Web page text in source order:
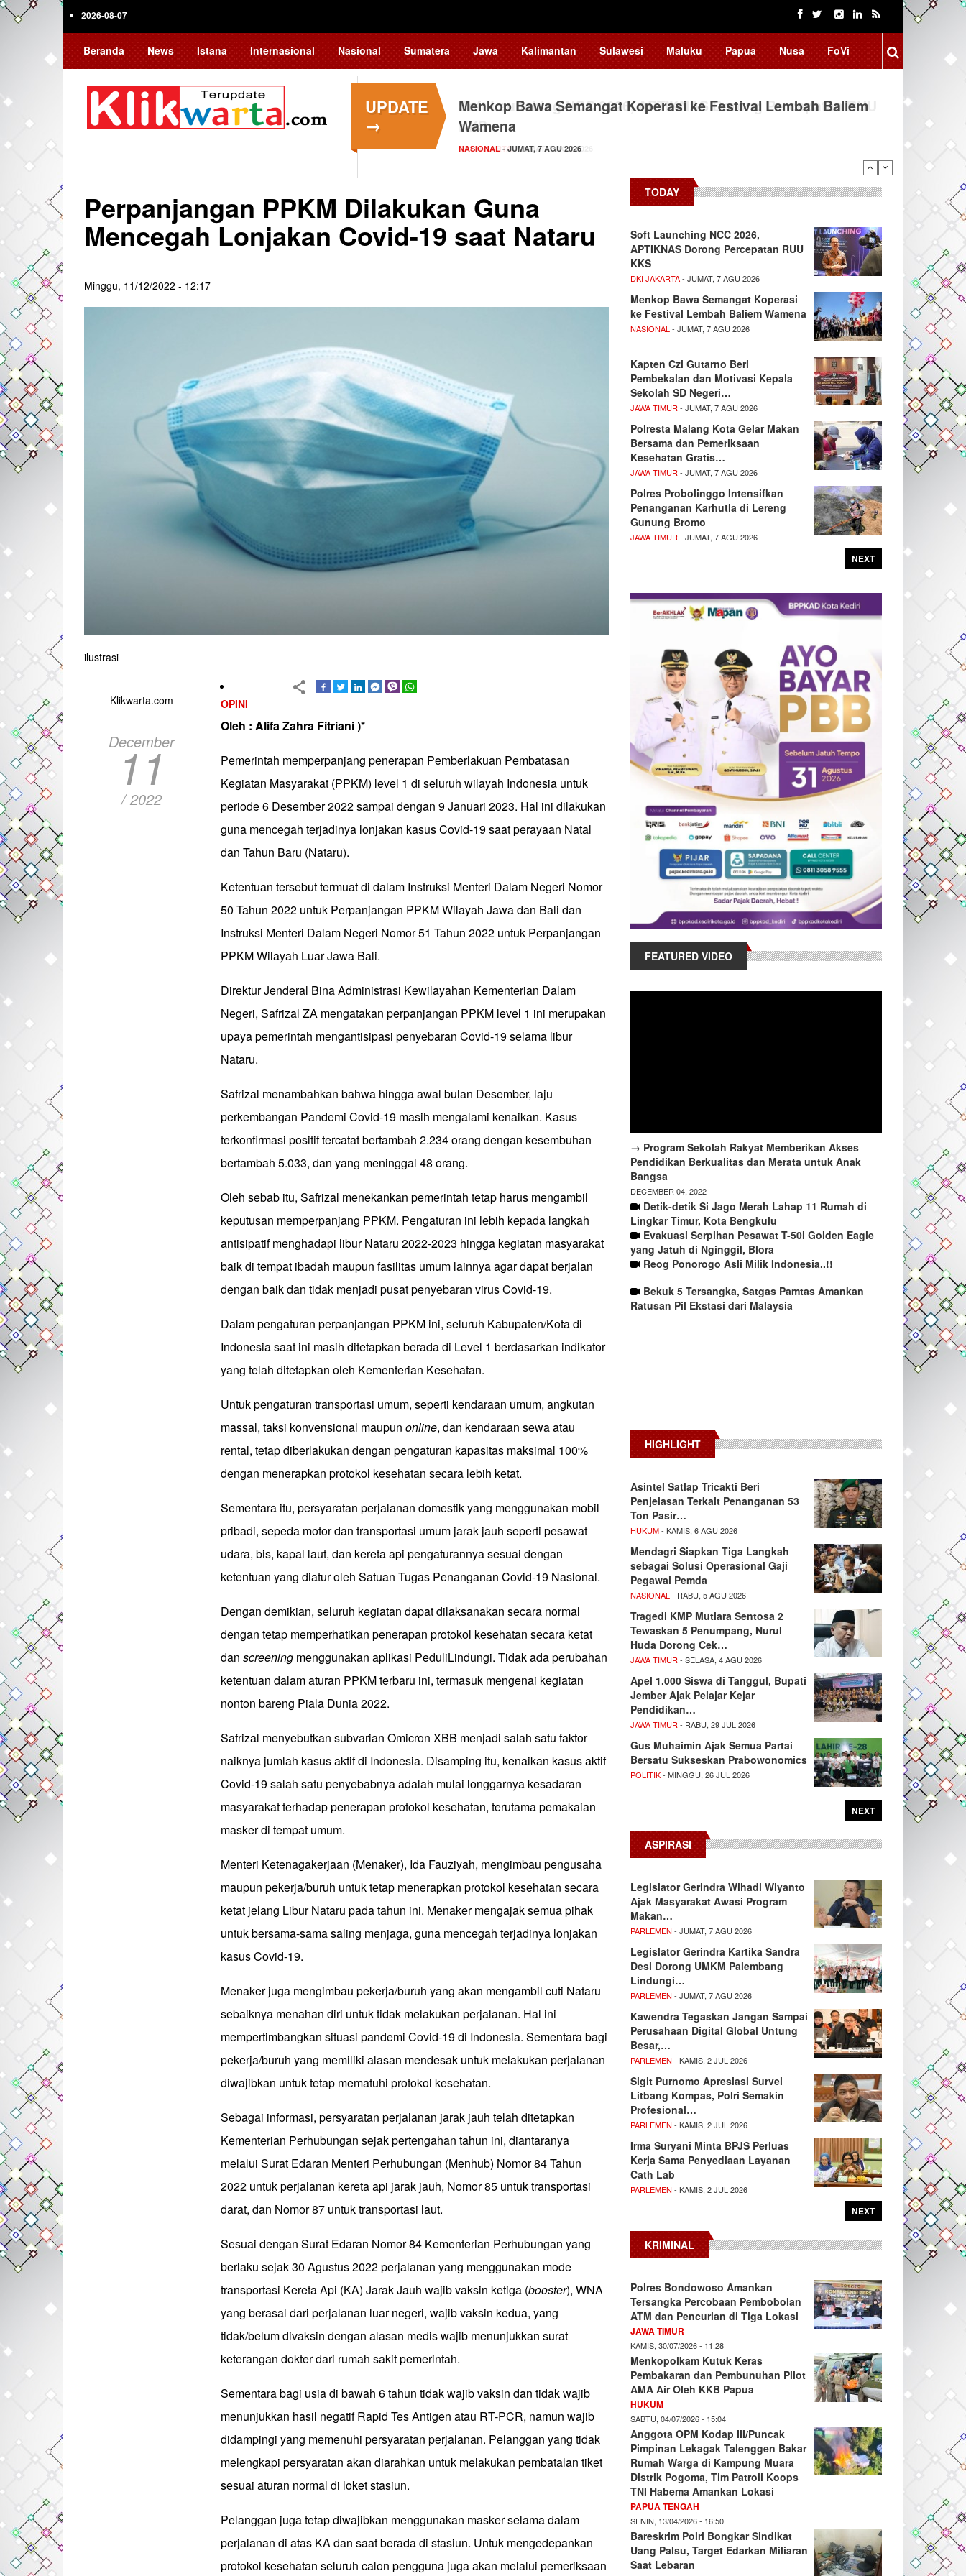
Skip
2026-08-07
Beranda News Istana Internasional Nasional Sumatera Jawa Kalimantan Sulawesi Maluku Papua Nusa FoVi
UPDATE
→
Menkop Bawa Semangat Koperasi ke Festival Lembah Baliem
Wamena
NASIONAL- JUMAT, 7 AGU 2026
Perpanjangan PPKM Dilakukan Guna
Mencegah Lonjakan Covid-19 saat Nataru
Minggu, 11/12/2022 - 12:17
ilustrasi
Klikwarta.com
December
11
/ 2022
OPINI
Oleh : Alifa Zahra Fitriani )*
Pemerintah memperpanjang penerapan Pemberlakuan Pembatasan
Kegiatan Masyarakat (PPKM) level 1 di seluruh wilayah Indonesia untuk
periode 6 Desember 2022 sampai dengan 9 Januari 2023. Hal ini dilakukan
guna mencegah terjadinya lonjakan kasus Covid-19 saat perayaan Natal
dan Tahun Baru (Nataru).
Ketentuan tersebut termuat di dalam Instruksi Menteri Dalam Negeri Nomor
50 Tahun 2022 untuk Perpanjangan PPKM Wilayah Jawa dan Bali dan
Instruksi Menteri Dalam Negeri Nomor 51 Tahun 2022 untuk Perpanjangan
PPKM Wilayah Luar Jawa Bali.
Direktur Jenderal Bina Administrasi Kewilayahan Kementerian Dalam
Negeri, Safrizal ZA mengatakan perpanjangan PPKM level 1 ini merupakan
upaya pemerintah mengantisipasi penyebaran Covid-19 selama libur
Nataru.
Safrizal menambahkan bahwa hingga awal bulan Desember, laju
perkembangan Pandemi Covid-19 masih mengalami kenaikan. Kasus
terkonfirmasi positif tercatat bertambah 2.234 orang dengan kesembuhan
bertambah 5.033, dan yang meninggal 48 orang.
Oleh sebab itu, Safrizal menekankan pemerintah tetap harus mengambil
keputusan memperpanjang PPKM. Pengaturan ini lebih kepada langkah
antisipatif menghadapi libur Nataru 2022-2023 hingga kegiatan masyarakat
baik di tempat ibadah maupun fasilitas umum lainnya agar dapat berjalan
dengan baik dan tidak menjadi pusat penyebaran virus Covid-19.
Dalam pengaturan perpanjangan PPKM ini, seluruh Kabupaten/Kota di
Indonesia saat ini masih ditetapkan berada di Level 1 berdasarkan indikator
yang telah ditetapkan oleh Kementerian Kesehatan.
Untuk pengaturan transportasi umum, seperti kendaraan umum, angkutan
massal, taksi konvensional maupun online, dan kendaraan sewa atau
rental, tetap diberlakukan dengan pengaturan kapasitas maksimal 100%
dengan menerapkan protokol kesehatan secara lebih ketat.
Sementara itu, persyaratan perjalanan domestik yang menggunakan mobil
pribadi, sepeda motor dan transportasi umum jarak jauh seperti pesawat
udara, bis, kapal laut, dan kereta api pengaturannya sesuai dengan
ketentuan yang diatur oleh Satuan Tugas Penanganan Covid-19 Nasional.
Dengan demikian, seluruh kegiatan dapat dilaksanakan secara normal
dengan tetap memperhatikan penerapan protokol kesehatan secara ketat
dan screening menggunakan aplikasi PeduliLindungi. Tidak ada perubahan
ketentuan dalam aturan PPKM terbaru ini, termasuk mengenai kegiatan
nonton bareng Piala Dunia 2022.
Safrizal menyebutkan subvarian Omicron XBB menjadi salah satu faktor
naiknya jumlah kasus aktif di Indonesia. Disamping itu, kenaikan kasus aktif
Covid-19 salah satu penyebabnya adalah mulai longgarnya kesadaran
masyarakat terhadap penerapan protokol kesehatan, terutama pemakaian
masker di tempat umum.
Menteri Ketenagakerjaan (Menaker), Ida Fauziyah, mengimbau pengusaha
maupun pekerja/buruh untuk tetap menerapkan protokol kesehatan secara
ketat jelang Libur Nataru pada tahun ini. Menaker mengajak semua pihak
untuk bersama-sama saling menjaga, guna mencegah terjadinya lonjakan
kasus Covid-19.
Menaker juga mengimbau pekerja/buruh yang akan mengambil cuti Nataru
sebaiknya menahan diri untuk tidak melakukan perjalanan. Hal ini
mempertimbangkan situasi pandemi Covid-19 di Indonesia. Sementara bagi
pekerja/buruh yang memiliki alasan mendesak untuk melakukan perjalanan
diwajibkan untuk tetap mematuhi protokol kesehatan.
Sebagai informasi, persyaratan perjalanan jarak jauh telah ditetapkan
Kementerian Perhubungan sejak pertengahan tahun ini, diantaranya
melalui Surat Edaran Menteri Perhubungan (Menhub) Nomor 84 Tahun
2022 untuk perjalanan kereta api jarak jauh, Nomor 85 untuk transportasi
darat, dan Nomor 87 untuk transportasi laut.
Sesuai dengan Surat Edaran Nomor 84 Kementerian Perhubungan yang
berlaku sejak 30 Agustus 2022 perjalanan yang menggunakan mode
transportasi Kereta Api (KA) Jarak Jauh wajib vaksin ketiga (booster), WNA
yang berasal dari perjalanan luar negeri, wajib vaksin kedua, yang
tidak/belum divaksin dengan alasan medis wajib menunjukkan surat
keterangan dokter dari rumah sakit pemerintah.
Sementara bagi usia di bawah 6 tahun tidak wajib vaksin dan tidak wajib
menunjukkan hasil negatif Rapid Tes Antigen atau RT-PCR, namun wajib
didampingi yang memenuhi persyaratan perjalanan. Pelanggan yang tidak
melengkapi persyaratan akan diarahkan untuk melakukan pembatalan tiket
sesuai aturan normal di loket stasiun.
Pelanggan juga tetap diwajibkan menggunakan masker selama dalam
perjalanan di atas KA dan saat berada di stasiun. Untuk mengedepankan
protokol kesehatan seluruh calon pengguna juga akan melalui pemeriksaan
TODAY
Soft Launching NCC 2026,
APTIKNAS Dorong Percepatan RUU
KKS
DKI JAKARTA- JUMAT, 7 AGU 2026
Menkop Bawa Semangat Koperasi
ke Festival Lembah Baliem Wamena
NASIONAL - JUMAT, 7 AGU 2026
Kapten Czi Gutarno Beri
Pembekalan dan Motivasi Kepala
Sekolah SD Negeri…
JAWA TIMUR - JUMAT, 7 AGU 2026
Polresta Malang Kota Gelar Makan
Bersama dan Pemeriksaan
Kesehatan Gratis…
JAWA TIMUR - JUMAT, 7 AGU 2026
Polres Probolinggo Intensifkan
Penanganan Karhutla di Lereng
Gunung Bromo
JAWA TIMUR - JUMAT, 7 AGU 2026
NEXT
FEATURED VIDEO
→ Program Sekolah Rakyat Memberikan Akses
Pendidikan Berkualitas dan Merata untuk Anak
Bangsa
DECEMBER 04, 2022
Detik-detik Si Jago Merah Lahap 11 Rumah di
Lingkar Timur, Kota Bengkulu
Evakuasi Serpihan Pesawat T-50i Golden Eagle
yang Jatuh di Nginggil, Blora
Reog Ponorogo Asli Milik Indonesia..!!
Bekuk 5 Tersangka, Satgas Pamtas Amankan
Ratusan Pil Ekstasi dari Malaysia
HIGHLIGHT
Asintel Satlap Tricakti Beri
Penjelasan Terkait Penanganan 53
Ton Pasir…
HUKUM- KAMIS, 6 AGU 2026
Mendagri Siapkan Tiga Langkah
sebagai Solusi Operasional Gaji
Pegawai Pemda
NASIONAL - RABU, 5 AGU 2026
Tragedi KMP Mutiara Sentosa 2
Tewaskan 5 Penumpang, Nurul
Huda Dorong Cek…
JAWA TIMUR - SELASA, 4 AGU 2026
Apel 1.000 Siswa di Tanggul, Bupati
Jember Ajak Pelajar Kejar
Pendidikan…
JAWA TIMUR - RABU, 29 JUL 2026
Gus Muhaimin Ajak Semua Partai
Bersatu Sukseskan Prabowonomics
POLITIK- MINGGU, 26 JUL 2026
NEXT
ASPIRASI
Legislator Gerindra Wihadi Wiyanto
Ajak Masyarakat Awasi Program
Makan…
PARLEMEN - JUMAT, 7 AGU 2026
Legislator Gerindra Kartika Sandra
Desi Dorong UMKM Palembang
Lindungi…
PARLEMEN - JUMAT, 7 AGU 2026
Kawendra Tegaskan Jangan Sampai
Perusahaan Digital Global Untung
Besar,…
PARLEMEN - KAMIS, 2 JUL 2026
Sigit Purnomo Apresiasi Survei
Litbang Kompas, Polri Semakin
Profesional…
PARLEMEN - KAMIS, 2 JUL 2026
Irma Suryani Minta BPJS Perluas
Kerja Sama Penyediaan Layanan
Cath Lab
PARLEMEN - KAMIS, 2 JUL 2026
NEXT
KRIMINAL
Polres Bondowoso Amankan
Tersangka Percobaan Pembobolan
ATM dan Pencurian di Tiga Lokasi
JAWA TIMUR
KAMIS, 30/07/2026 - 11:28
Menkopolkam Kutuk Keras
Pembakaran dan Pembunuhan Pilot
AMA Air Oleh KKB Papua
HUKUM
SABTU, 04/07/2026 - 15:04
Anggota OPM Kodap III/Puncak
Pimpinan Lekagak Talenggen Bakar
Rumah Warga di Kampung Muara
Distrik Pogoma, Tim Patroli Koops
TNI Habema Amankan Lokasi
PAPUA TENGAH
SENIN, 13/04/2026 - 16:50
Bareskrim Polri Bongkar Sindikat
Uang Palsu, Target Edarkan Miliaran
Saat Lebaran